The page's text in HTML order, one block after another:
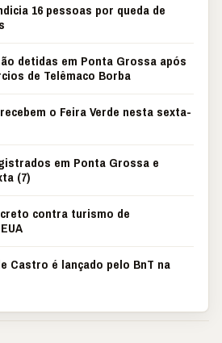
16 pessoas por queda de
detidas em Ponta Grossa após
de Telêmaco Borba
o Feira Verde nesta sexta-
em Ponta Grossa e
(7)
contra turismo de
Castro é lançado pelo BnT na